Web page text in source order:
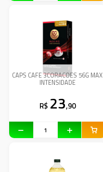
CAPS CAFE 3CORACOES 56G MAX
INTENSIDADE
R$ 23,90